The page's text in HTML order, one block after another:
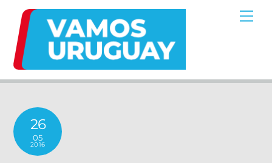
content
26
05
2016